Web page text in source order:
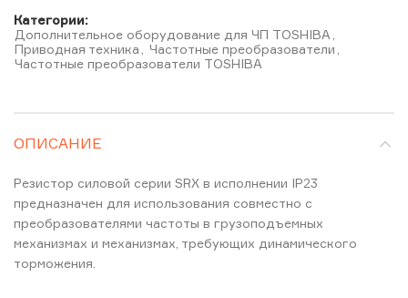
Категории:
Дополнительное оборудование для ЧП TOSHIBA
Приводная техника
Частотные преобразователи
Частотные преобразователи TOSHIBA
ОПИСАНИЕ
Резистор силовой серии SRX в исполнении IP23
предназначен для использования совместно с
преобразователями частоты в грузоподъемных
механизмах и механизмах, требующих динамического
торможения.